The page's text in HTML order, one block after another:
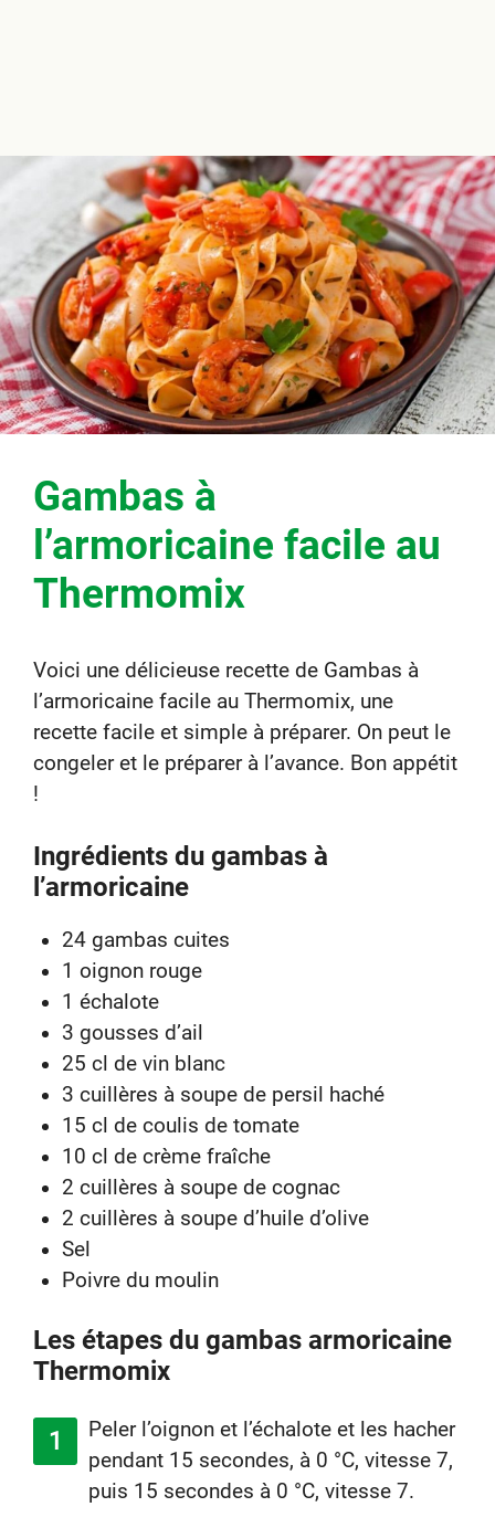
Gambas à
l’armoricaine facile au
Thermomix
Voici une délicieuse recette de Gambas à
l’armoricaine facile au Thermomix, une
recette facile et simple à préparer. On peut le
congeler et le préparer à l’avance. Bon appétit
!
Ingrédients du gambas à
l’armoricaine
24 gambas cuites
1 oignon rouge
1 échalote
3 gousses d’ail
25 cl de vin blanc
3 cuillères à soupe de persil haché
15 cl de coulis de tomate
10 cl de crème fraîche
2 cuillères à soupe de cognac
2 cuillères à soupe d’huile d’olive
Sel
Poivre du moulin
Les étapes du gambas armoricaine
Thermomix
Peler l’oignon et l’échalote et les hacher
pendant 15 secondes, à 0 °C, vitesse 7,
puis 15 secondes à 0 °C, vitesse 7.